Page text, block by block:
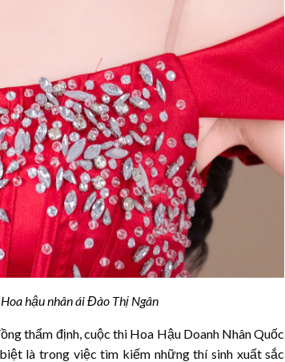
hậu nhân ái Đào Thị Ngân
thẩm định, cuộc thi Hoa Hậu Doanh Nhân Quốc
là trong việc tìm kiếm những thí sinh xuất sắc